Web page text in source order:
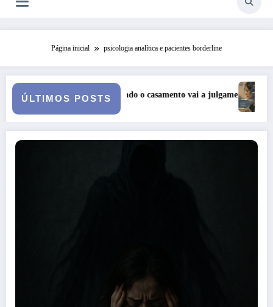
Página inicial psicologia analítica e pacientes borderline
ÚLTIMOS POSTS
quando o casamento vai a julgamento Curso: Psicopatologia